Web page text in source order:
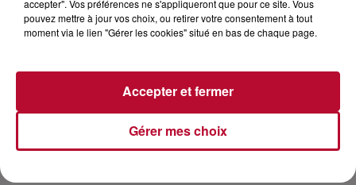
bienveillance pour une interview à écouter du début à
la fin...
Site : https://www.rtsfm.com
Facebook : http://bit.ly/2ZljaDs
accepter". Vos préférences ne s'appliqueront que pour ce site. Vous
pouvez mettre à jour vos choix, ou retirer votre consentement à tout
moment via le lien "Gérer les cookies" situé en bas de chaque page.
Gérer mes choix
Accepter et fermer